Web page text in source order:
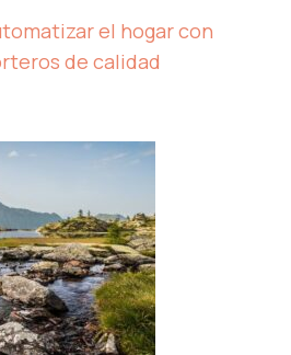
el hogar con
de calidad